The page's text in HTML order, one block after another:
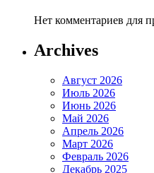
Нет комментариев для
Archives
Август 2026
Июль 2026
Июнь 2026
Май 2026
Апрель 2026
Март 2026
Февраль 2026
Декабрь 2025